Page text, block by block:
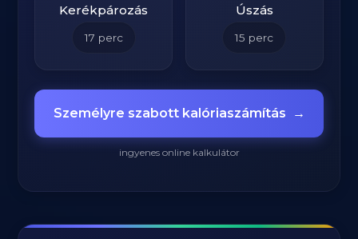
Kerékpározás
17 perc
Úszás
15 perc
Személyre szabott kalóriaszámítás →
ingyenes online kalkulátor